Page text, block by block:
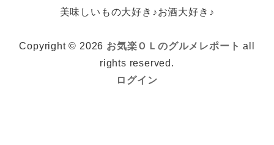
美味しいもの大好き♪お酒大好き♪
Copyright © 2026 お気楽ＯＬのグルメレポート all
rights reserved.
ログイン